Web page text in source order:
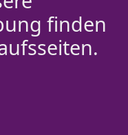
finden